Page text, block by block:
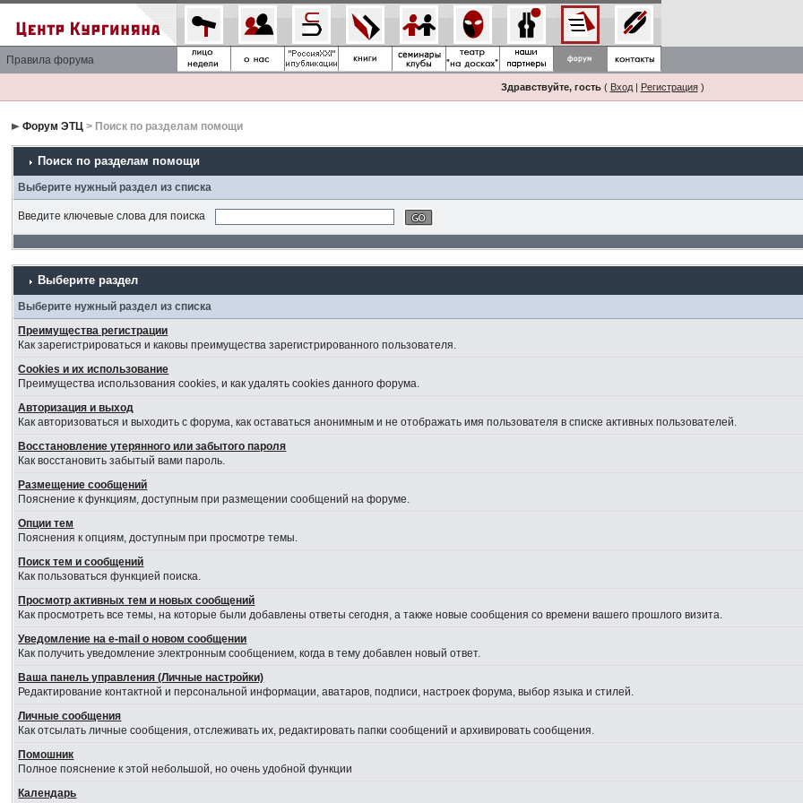
Правила форума
Здравствуйте, гость( Вход| Регистрация)
Форум ЭТЦ > Поиск по разделам помощи
Поиск по разделам помощи
Выберите нужный раздел из списка
Введите ключевые слова для поиска
Выберите раздел
Выберите нужный раздел из списка
Преимущества регистрации
Как зарегистрироваться и каковы преимущества зарегистрированного пользователя.
Cookies и их использование
Преимущества использования cookies, и как удалять cookies данного форума.
Авторизация и выход
Как авторизоваться и выходить с форума, как оставаться анонимным и не отображать имя пользователя в списке активных пользователей.
Восстановление утерянного или забытого пароля
Как восстановить забытый вами пароль.
Размещение сообщений
Пояснение к функциям, доступным при размещении сообщений на форуме.
Опции тем
Пояснения к опциям, доступным при просмотре темы.
Поиск тем и сообщений
Как пользоваться функцией поиска.
Просмотр активных тем и новых сообщений
Как просмотреть все темы, на которые были добавлены ответы сегодня, а также новые сообщения со времени вашего прошлого визита.
Уведомление на е-mail о новом сообщении
Как получить уведомление электронным сообщением, когда в тему добавлен новый ответ.
Ваша панель управления (Личные настройки)
Редактирование контактной и персональной информации, аватаров, подписи, настроек форума, выбор языка и стилей.
Личные сообщения
Как отсылать личные сообщения, отслеживать их, редактировать папки сообщений и архивировать сообщения.
Помошник
Полное пояснение к этой небольшой, но очень удобной функции
Календарь